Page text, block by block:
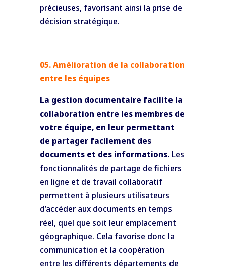
précieuses, favorisant ainsi la prise de
décision stratégique.
05. Amélioration de la collaboration
entre les équipes
La gestion documentaire facilite la
collaboration entre les membres de
votre équipe, en leur permettant
de partager facilement des
documents et des informations.Les
fonctionnalités de partage de fichiers
en ligne et de travail collaboratif
permettent à plusieurs utilisateurs
d’accéder aux documents en temps
réel, quel que soit leur emplacement
géographique. Cela favorise donc la
communication et la coopération
entre les différents départements de